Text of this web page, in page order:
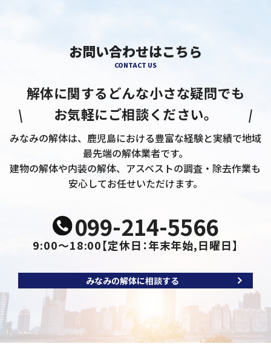
お問い合わせはこちら
CONTACT US
解体に関するどんな小さな疑問でも
お気軽にご相談ください。
みなみの解体は、鹿児島における豊富な経験と実績で地域
最先端の解体業者です。
建物の解体や内装の解体、アスベストの調査・除去作業も
安心してお任せいただけます。
099-214-5566
9:00～18:00【定休日：年末年始,日曜日】
みなみの解体に相談する